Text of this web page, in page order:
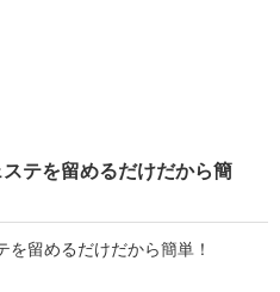
テを留めるだけだから簡